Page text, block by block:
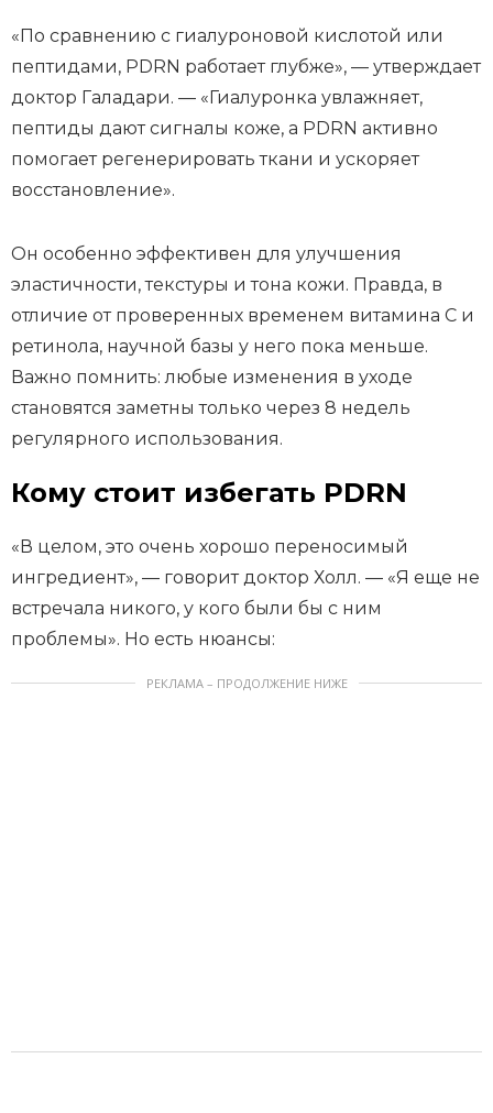
«По сравнению с гиалуроновой кислотой или
пептидами, PDRN работает глубже», — утверждает
доктор Галадари. — «Гиалуронка увлажняет,
пептиды дают сигналы коже, а PDRN активно
помогает регенерировать ткани и ускоряет
восстановление».
Он особенно эффективен для улучшения
эластичности, текстуры и тона кожи. Правда, в
отличие от проверенных временем витамина С и
ретинола, научной базы у него пока меньше.
Важно помнить: любые изменения в уходе
становятся заметны только через 8 недель
регулярного использования.
Кому стоит избегать PDRN
«В целом, это очень хорошо переносимый
ингредиент», — говорит доктор Холл. — «Я еще не
встречала никого, у кого были бы с ним
проблемы». Но есть нюансы:
РЕКЛАМА – ПРОДОЛЖЕНИЕ НИЖЕ